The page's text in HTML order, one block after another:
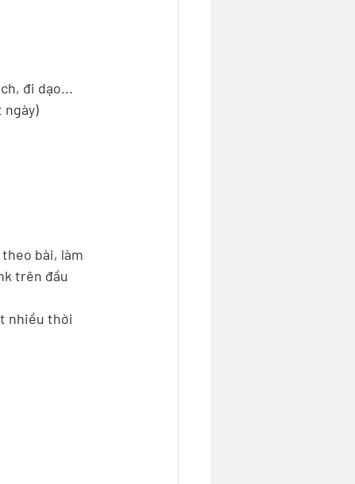
đi dạo...
ngày)
bài, làm
trên đầu
nhiều thời